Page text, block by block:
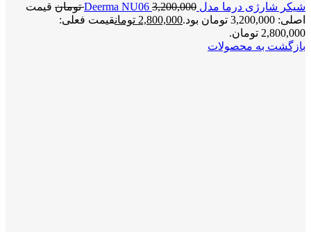
شیکر شارژی درما مدل Deerma NU06 3,200,000 تومان قیمت
اصلی: 3,200,000 تومان بود.
2,800,000 تومانقیمت فعلی:
2,800,000 تومان.
بازگشت به محصولات